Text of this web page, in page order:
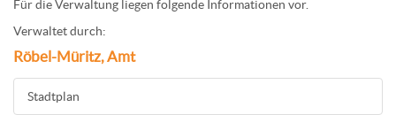
Für die Verwaltung liegen folgende Informationen vor.
Verwaltet durch:
Röbel-Müritz, Amt
Stadtplan